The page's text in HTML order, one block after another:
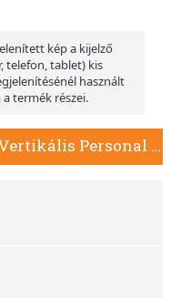
kép a kijelző
telefon, tablet) kis
használt
termék részei.
Filofax Naptárbetét Éves Vertikális Personal Krém 2026